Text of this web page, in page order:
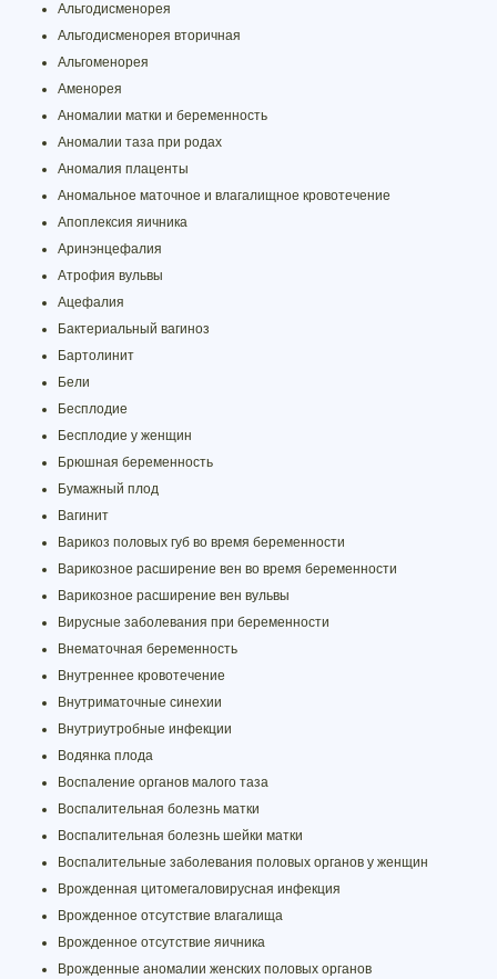
Альгодисменорея
Альгодисменорея вторичная
Альгоменорея
Аменорея
Аномалии матки и беременность
Аномалии таза при родах
Аномалия плаценты
Аномальное маточное и влагалищное кровотечение
Апоплексия яичника
Аринэнцефалия
Атрофия вульвы
Ацефалия
Бактериальный вагиноз
Бартолинит
Бели
Бесплодие
Бесплодие у женщин
Брюшная беременность
Бумажный плод
Вагинит
Варикоз половых губ во время беременности
Варикозное расширение вен во время беременности
Варикозное расширение вен вульвы
Вирусные заболевания при беременности
Внематочная беременность
Внутреннее кровотечение
Внутриматочные синехии
Внутриутробные инфекции
Водянка плода
Воспаление органов малого таза
Воспалительная болезнь матки
Воспалительная болезнь шейки матки
Воспалительные заболевания половых органов у женщин
Врожденная цитомегаловирусная инфекция
Врожденное отсутствие влагалища
Врожденное отсутствие яичника
Врожденные аномалии женских половых органов